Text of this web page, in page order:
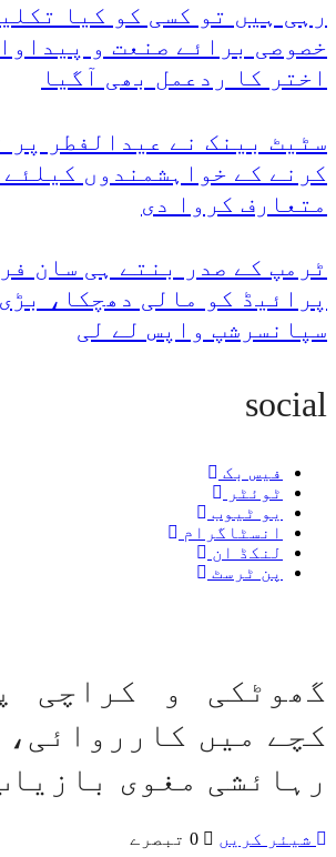
رہی ہیں تو کسی کو کیا
خصوصی برائے صنعت و
اختر کا ردعمل بھی آگیا
سٹیٹ بینک نے عیدالفطر پر
کرنے کے خواہشمندوں
متعارف کروا دی
ٹرمپ کے صدر بنتے ہی سان
پرائیڈ کو مالی دھچکا،
سپانسرشپ واپس لے لی
social
فیس بک
ٹوئٹر
یو ٹیوب
انسٹاگرام
لنکڈ ان
پن ٹرسٹ
گھوٹکی و کراچی
کچے میں کارروائی،
رہائشی مغوی
شیئر کریں